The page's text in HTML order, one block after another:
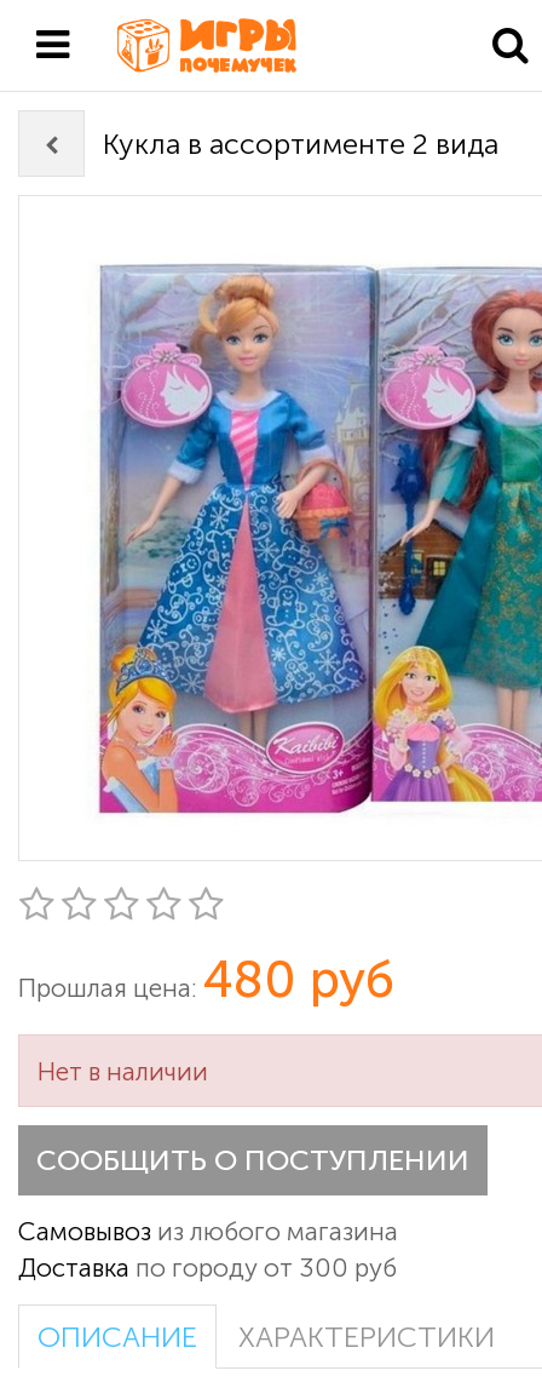
Кукла в ассортименте 2 вида
Прошлая цена: 480 руб
Нет в наличии
СООБЩИТЬ О ПОСТУПЛЕНИИ
Самовывоз из любого магазина
Доставка по городу от 300 руб
ОПИСАНИЕ ХАРАКТЕРИСТИКИ